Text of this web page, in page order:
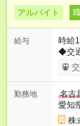
アルバイト
給与
時給
◆交
装
【
用時
勤務地
名古
愛知
株